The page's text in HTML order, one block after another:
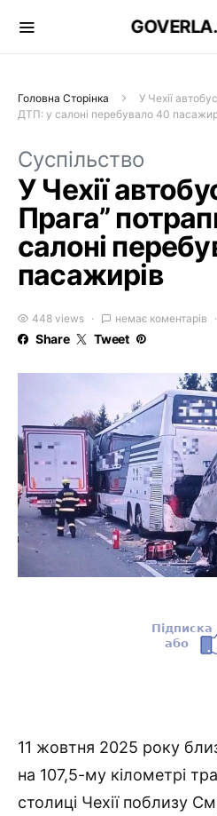
Головна Сторінка
У Чехії
ДТП: у салоні перебувало 40
Суспільство
У Чехії
Прага”
салоні
пасажирів
448 views немає коментарів
Share Tweet
11 жовтня 2025 року
на 107,5-му кілометрі
столиці Чехії поблизу